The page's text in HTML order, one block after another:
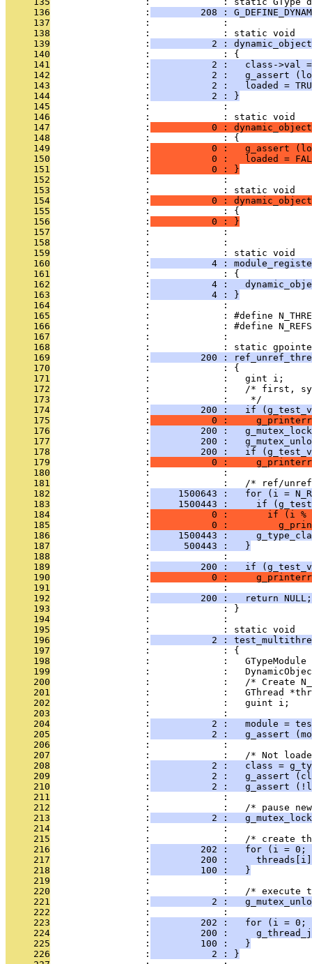
     136
                 :
208 :
     137
                 :             :
     138
                 :             : static void
     139
                 :
2 :
     140
                 :             : {
     141
                 :
2 :   class->val
     142
                 :
2 :   g_assert
     143
                 :
2 :   loaded =
     144
                 :
           2 : }
     145
                 :             :
     146
                 :             : static void
     147
                 :
0 :
     148
                 :             : {
     149
                 :
0 :   g_assert
     150
                 :
0 :   loaded =
     151
                 :
           0 : }
     152
                 :             :
     153
                 :             : static void
     154
                 :
0 :
     155
                 :             : {
     156
                 :
           0 : }
     157
                 :             :
     158
                 :             :
     159
                 :             : static void
     160
                 :
4 :
     161
                 :             : {
     162
                 :
4 :
     163
                 :
           4 : }
     164
                 :             :
     165
:             : #define
     166
:             : #define
     167
                 :             :
     168
:             : static
     169
                 :
200 :
     170
                 :             : {
     171
                 :             :   gint i;
     172
:             :   /* first,
     173
                 :             :    */
     174
                 :
200 :   if
     175
                 :
0 :
     176
                 :
200 :
     177
                 :
200 :
     178
                 :
200 :   if
     179
                 :
0 :
     180
                 :             :
     181
:             :   /* ref/
     182
                 :
1500643 :   for (i =
     183
                 :
1500443 :     if
     184
                 :
0 :       if (i %
     185
                 :
0 :
     186
                 :
1500443 :
     187
                 :
      500443 :   }
     188
                 :             :
     189
                 :
200 :   if
     190
                 :
0 :
     191
                 :             :
     192
                 :
         200 :   return NULL;
     193
                 :             : }
     194
                 :             :
     195
                 :             : static void
     196
                 :
2 :
     197
                 :             : {
     198
:             :   GTypeModule
     199
:             :
     200
:             :   /* Create
     201
:             :   GThread
     202
                 :             :   guint i;
     203
                 :             :
     204
                 :
2 :   module =
     205
                 :
2 :   g_assert
     206
                 :             :
     207
:             :   /* Not
     208
                 :
2 :   class =
     209
                 :
2 :   g_assert
     210
                 :
2 :   g_assert
     211
                 :             :
     212
:             :   /* pause
     213
                 :
2 :
     214
                 :             :
     215
:             :   /* create
     216
                 :
202 :   for (i = 0;
     217
                 :
200 :
     218
                 :
         100 :   }
     219
                 :             :
     220
:             :   /* execute
     221
                 :
2 :
     222
                 :             :
     223
                 :
202 :   for (i = 0;
     224
                 :
200 :
     225
                 :
         100 :   }
     226
                 :
           2 : }